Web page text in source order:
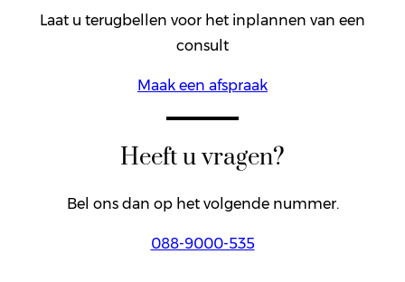
Laat u terugbellen voor het inplannen van een
consult
Maak een afspraak
Heeft u vragen?
Bel ons dan op het volgende nummer.
088-9000-535